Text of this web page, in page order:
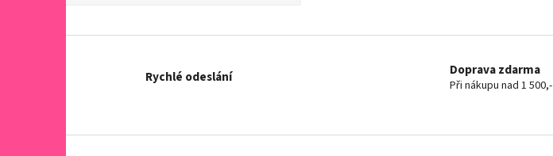
Rychlé odeslání Doprava zdarma
Při nákupu nad 1 500,-